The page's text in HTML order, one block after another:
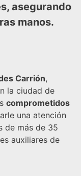
asegurando
manos.
Carrión,
la ciudad de
comprometidos
una atención
de más de 35
auxiliares de